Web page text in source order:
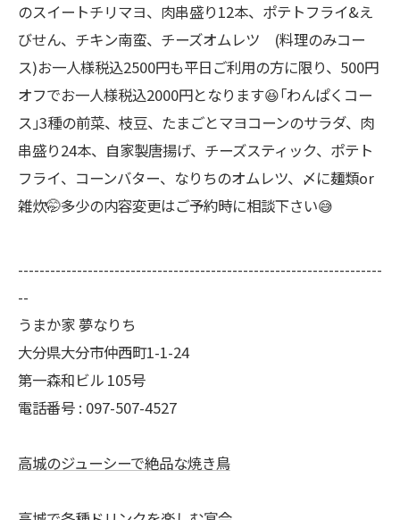
のスイートチリマヨ、肉串盛り12本、ポテトフライ&え
びせん、チキン南蛮、チーズオムレツ (料理のみコー
ス)お一人様税込2500円も平日ご利用の方に限り、500円
オフでお一人様税込2000円となります😆｢わんぱくコー
ス｣3種の前菜、枝豆、たまごとマヨコーンのサラダ、肉
串盛り24本、自家製唐揚げ、チーズスティック、ポテト
フライ、コーンバター、なりちのオムレツ、〆に麺類or
雑炊🤭多少の内容変更はご予約時に相談下さい😅
--------------------------------------------------------------------
--
うまか家 夢なりち
大分県大分市仲西町1-1-24
第一森和ビル 105号
電話番号 : 097-507-4527
高城のジューシーで絶品な焼き鳥